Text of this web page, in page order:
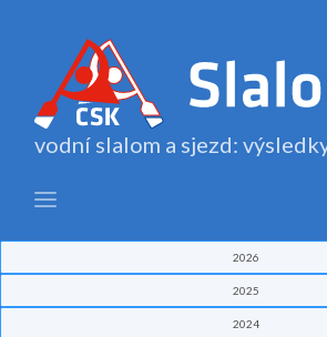
vodní slalom a sjezd:
2026
2025
2024